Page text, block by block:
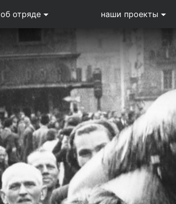
об отряде наши проекты